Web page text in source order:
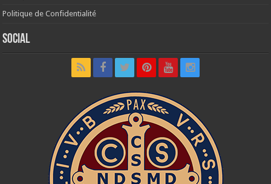
Politique de Confidentialité
Social